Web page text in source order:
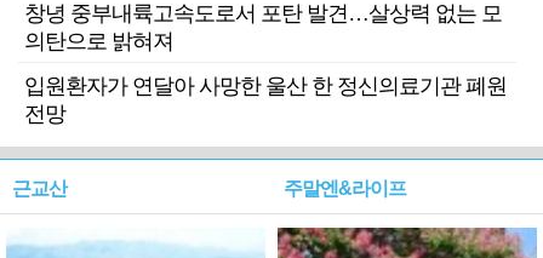
창녕 중부내륙고속도로서 포탄 발견…살상력 없는 모
의탄으로 밝혀져
입원환자가 연달아 사망한 울산 한 정신의료기관 폐원
전망
근교산 주말엔&라이프